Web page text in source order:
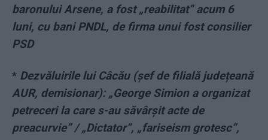
baronului Arsene, a fost „reabilitat” acum 6
luni, cu bani PNDL, de firma unui fost consilier
PSD
* Dezvăluirile lui Câcău (șef de filială județeană
AUR, demisionar): „George Simion a organizat
petreceri la care s-au săvârșit acte de
preacurvie” / „Dictator”, „fariseism grotesc”,